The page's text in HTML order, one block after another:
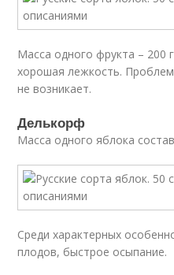
Масса одного фрукта – 200
хорошая лежкость.
не возникает.
Делькорф
Масса одного яблока
Среди характерных
плодов, быстрое осыпание.